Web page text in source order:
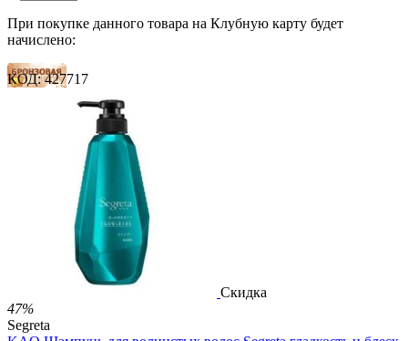
При покупке данного товара на Клубную карту будет
начислено:
222 балла
370 баллов
1 212.00
Р
за 1.00 мл

КОД: 427717
Скидка
47%
Segreta